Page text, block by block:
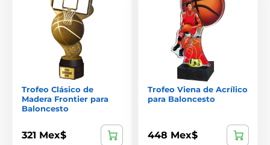
Trofeo Clásico de
Madera Frontier para
Baloncesto
321 Mex$
Trofeo Viena de Acrílico
para Baloncesto
448 Mex$